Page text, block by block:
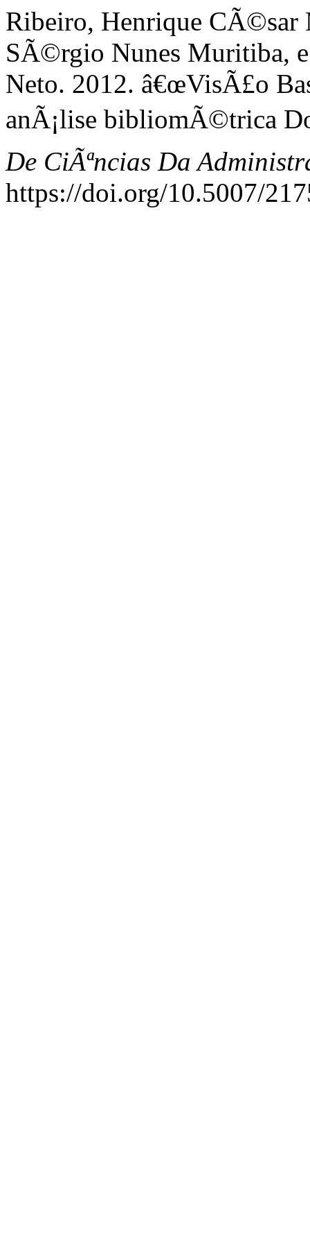
Ribeiro, Henrique CÃ©sar
SÃ©rgio Nunes Muritiba,
Neto. 2012. â€œVisÃ£o
anÃ¡lise bibliomÃ©trica
De CiÃªncias Da
https://doi.org/10.5007/